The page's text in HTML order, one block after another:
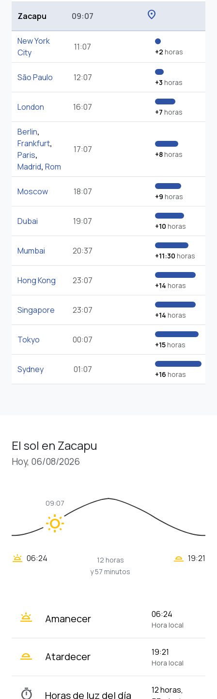
Zacapu 09:07 location_on
New York
City
11:07 +2 horas
São Paulo 12:07 +3 horas
London 16:07 +7 horas
Berlin,
Frankfurt,
Paris,
Madrid, Rom
17:07 +8horas
Moscow 18:07 +9 horas
Dubai 19:07 +10 horas
Mumbai 20:37 +11:30 horas
Hong Kong 23:07 +14 horas
Singapore 23:07 +14 horas
Tokyo 00:07 +15horas
Sydney 01:07 +16 horas
El sol en Zacapu
Hoy, 06/08/2026
wb_sunny
09:07
wb_twilight 06:24
12 horas
y 57 minutos
wb_twilight_2 19:21
wb_twilight Amanecer 06:24
Hora local
wb_twilight_2 Atardecer 19:21
Hora local
timer Horas de luz del día
12 horas,